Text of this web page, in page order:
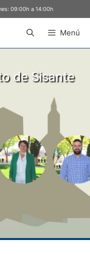
09:00h a 14:00h
Menú
de Sisante